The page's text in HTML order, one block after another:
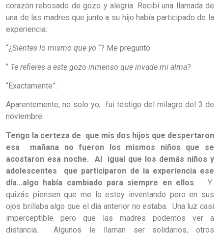
corazón rebosado de gozo y alegría. Recibí una llamada de
una de las madres que junto a su hijo había participado de la
experiencia:
“¿Sientes lo mismo que yo “? Me pregunto
“ Te refieres a este gozo inmenso que invade mi alma?
“Exactamente”.
Aparentemente, no solo yo; fui testigo del milagro del 3 de
noviembre.
Tengo la certeza de que mis dos hijos que despertaron
esa mañana no fueron los mismos niños que se
acostaron esa noche. Al igual que los demás niños y
adolescentes que participaron de la experiencia ese
día…algo había cambiado para siempre en ellos. Y
quizás piensen que me lo estoy inventando pero en sus
ojos brillaba algo que el día anterior no estaba. Una luz casi
imperceptible pero que las madres podemos ver a
distancia. Algunos le llaman ser solidarios, otros